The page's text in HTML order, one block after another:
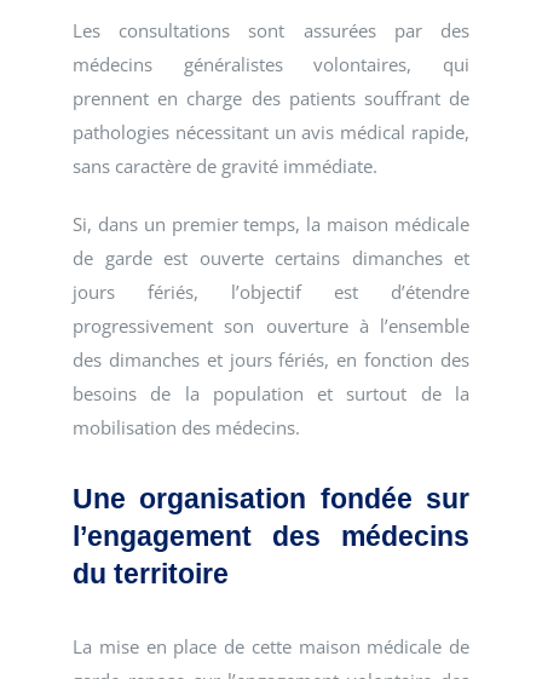
Les consultations sont assurées par des
médecins généralistes volontaires, qui
prennent en charge des patients souffrant de
pathologies nécessitant un avis médical rapide,
sans caractère de gravité immédiate.
Si, dans un premier temps, la maison médicale
de garde est ouverte certains dimanches et
jours fériés, l’objectif est d’étendre
progressivement son ouverture à l’ensemble
des dimanches et jours fériés, en fonction des
besoins de la population et surtout de la
mobilisation des médecins.
Une organisation fondée sur
l’engagement des médecins
du territoire
La mise en place de cette maison médicale de